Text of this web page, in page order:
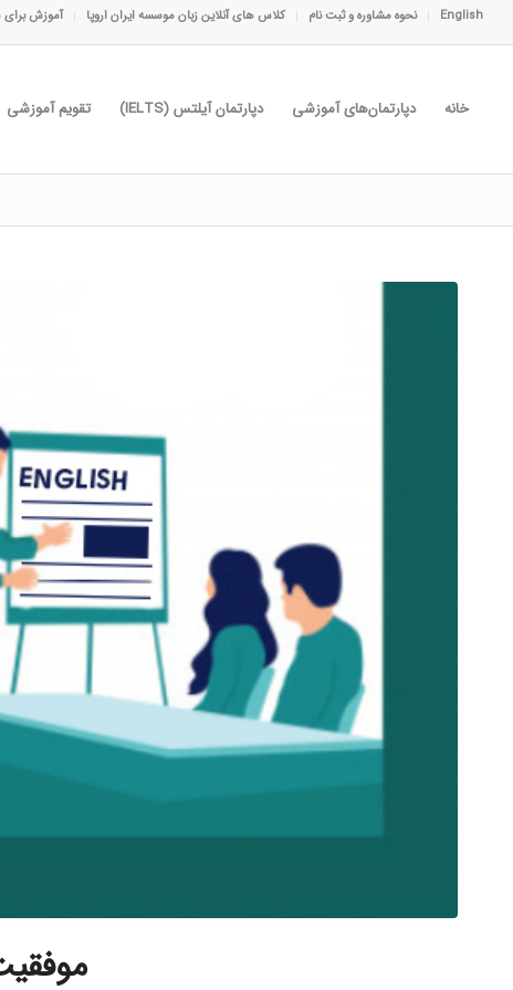
English نحوه مشاوره و ثبت نام کلاس های آنلاین زبان موسسه ایران اروپا آموزش برای
خانه دپارتمان‌های آموزشی دپارتمان آیلتس (IELTS) تقویم آموزشی